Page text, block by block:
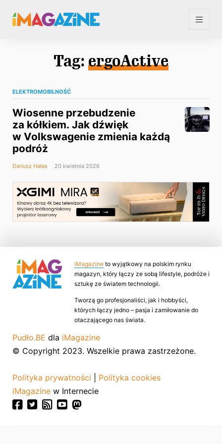
Tag: ergoActive
ELEKTROMOBILNOŚĆ
Wiosenne przebudzenie
za kółkiem. Jak dźwięk
w Volkswagenie zmienia każdą
podróż
Dariusz Hałas 20 kwietnia 2026
iMagazine to wyjątkowy na polskim rynku
magazyn, który łączy ze sobą lifestyle, podróże i
sztukę ze światem technologii.
Tworzą go profesjonaliści, jak i hobbyści,
których łączy jedno – pasja i zamiłowanie do
otaczającego nas świata.
Pudło.BE dla iMagazine
© Copyright 2023. Wszelkie prawa zastrzeżone.
Polityka prywatności
Polityka cookies
iMagazine w Internecie